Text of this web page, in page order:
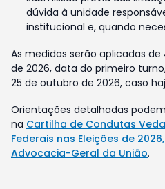
dúvida à unidade
institucional e, quando
As medidas serão aplicadas
de 2026, data do primeiro
25 de outubro de 2026, caso
Orientações detalhadas
na Cartilha de Condutas
Federais nas Eleições de
Advocacia-Geral da União.